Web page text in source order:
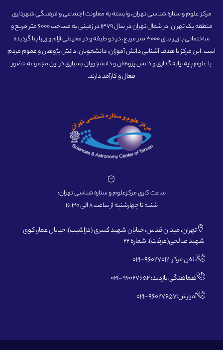
مرکز علوم و ستاره شناسی تهران، وابسته به معاونت اجتماعی و فرهنگی شهرداری
منطقه یک تهران، در شمال تهران در سال 1379 در زمینی به مساحت 6000 متر مربع و
ساختمانی با زیر بنای 3000 متر مربع، در دو طبقه و در محیطی آرام و زیبا بنا گردیده
است. این مرکز با هدف آشنایی دانش آموزان، دانشجویان، دانش پژوهان و عموم مردم
با علوم پایه، پایه گذاری و دانش پژوهان و دانشجویان بسیاری در این مجموعه حضور
فعال و کارآمد دارند.
ساعت کاری مرکزعلوم و ستاره شناسی تهران:
شنبه تا چهارشنبه از ساعت 8 الی 16:30
تهران، میدان قدس، خیابان شهید کبیری (دزاشیب)، خیابان عمار، کوی
شهید صالحی(عرفات)، شماره 22
تلفن مرکز: 96027012-021
هماهنگی بازدید: 96027652-021
آموزش:96027657-021